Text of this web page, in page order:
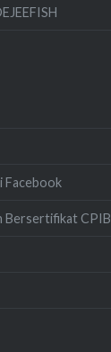
Facebook
Bersertifikat CPIB